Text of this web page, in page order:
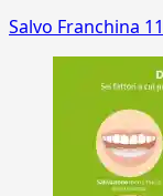
Salvo Franchina